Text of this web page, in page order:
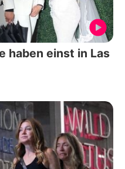
haben einst in Las